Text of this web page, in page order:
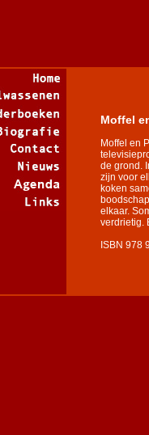
Moffel
Moffel en
de grond.
zijn voor
koken
elkaar.
verdrietig.
ISBN 978